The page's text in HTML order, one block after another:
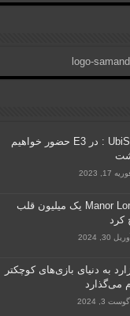
UbiSoft : در E3 حضور خواهیم
17, 2023
Manor Lords یک میلیون قلب
کرد
30, 2024
به دنیای بازی‌های کوچکتر
می‌گذارد
3, 2024